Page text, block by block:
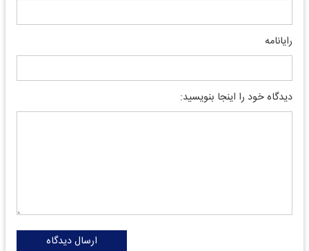
رایانامه
دیدگاه خود را اینجا بنویسید:
ارسال دیدگاه